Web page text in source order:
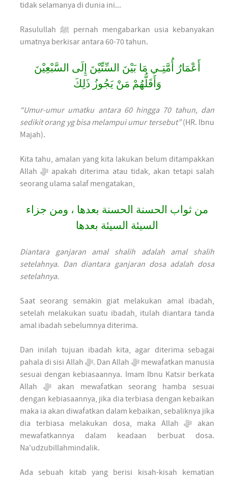
tidak selamanya di dunia ini...
Rasulullah ﷺ pernah mengabarkan usia kebanyakan
umatnya berkisar antara 60-70 tahun.
أَعْمَارُ أُمَّتِـي مَا بَيْنَ السِّتِّيْنَ إِلَى السَّبْعِيْنَ
وَأَقَلُّهُمْ مَنْ يَجُوزُ ذَلِكَ
“Umur-umur umatku antara 60 hingga 70 tahun, dan
sedikit orang yg bisa melampui umur tersebut”(HR. Ibnu
Majah).
Kita tahu, amalan yang kita lakukan belum ditampakkan
Allah ﷻ apakah diterima atau tidak, akan tetapi salah
seorang ulama salaf mengatakan,
من ثواب الحسنة الحسنة بعدها ، ومن جزاء
السيئة السيئة بعدها
Diantara ganjaran amal shalih adalah amal shalih
setelahnya. Dan diantara ganjaran dosa adalah dosa
setelahnya.
Saat seorang semakin giat melakukan amal ibadah,
setelah melakukan suatu ibadah, itulah diantara tanda
amal ibadah sebelumnya diterima.
Dan inilah tujuan ibadah kita, agar diterima sebagai
pahala di sisi Allah ﷻ. Dan Allah ﷻ mewafatkan manusia
sesuai dengan kebiasaannya. Imam Ibnu Katsir berkata
Allah ﷻ akan mewafatkan seorang hamba sesuai
dengan kebiasaannya, jika dia terbiasa dengan kebaikan
maka ia akan diwafatkan dalam kebaikan, sebaliknya jika
dia terbiasa melakukan dosa, maka Allah ﷻ akan
mewafatkannya dalam keadaan berbuat dosa.
Na'udzubillahmindalik.
Ada sebuah kitab yang berisi kisah-kisah kematian